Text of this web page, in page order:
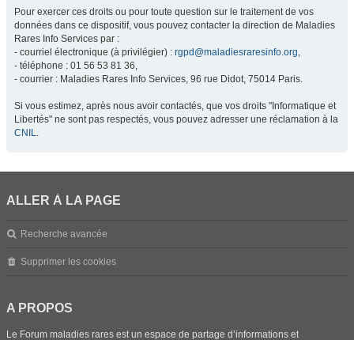
Pour exercer ces droits ou pour toute question sur le traitement de vos
données dans ce dispositif, vous pouvez contacter la direction de Maladies
Rares Info Services par :
- courriel électronique (à privilégier) : rgpd@maladiesraresinfo.org,
- téléphone : 01 56 53 81 36,
- courrier : Maladies Rares Info Services, 96 rue Didot, 75014 Paris.
Si vous estimez, après nous avoir contactés, que vos droits "Informatique et
Libertés" ne sont pas respectés, vous pouvez adresser une réclamation à la
CNIL.
ALLER À LA PAGE
Recherche avancée
Supprimer les cookies
A PROPOS
Le Forum maladies rares est un espace de partage d’informations et